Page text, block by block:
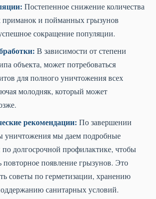
Постепенное снижение количества
приманок и пойманных грызунов
сокращение популяции.
В зависимости от степени
объекта, может потребоваться
для полного уничтожения всех
молодняк, который может
рекомендации: По завершении
уничтожения мы даем подробные
долгосрочной профилактике, чтобы
повторное появление грызунов. Это
советы по герметизации, хранению
санитарных условий.